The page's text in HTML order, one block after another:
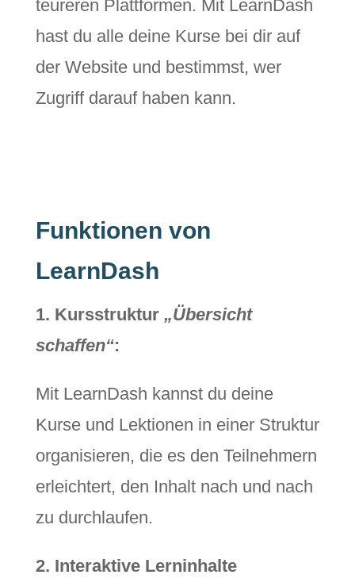
teureren Plattformen. Mit LearnDash
hast du alle deine Kurse bei dir auf
der Website und bestimmst, wer
Zugriff darauf haben kann.
Funktionen von
LearnDash
1. Kursstruktur „Übersicht
schaffen“:
Mit LearnDash kannst du deine
Kurse und Lektionen in einer Struktur
organisieren, die es den Teilnehmern
erleichtert, den Inhalt nach und nach
zu durchlaufen.
2. Interaktive Lerninhalte